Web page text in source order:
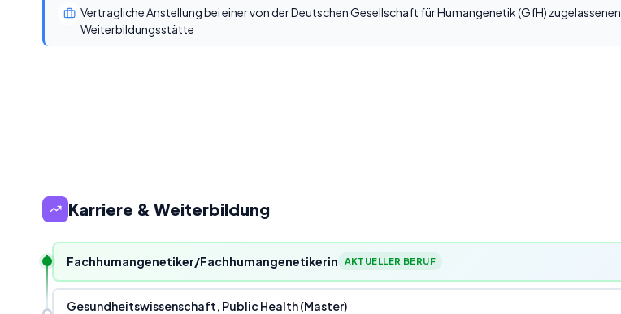
Vertragliche Anstellung bei einer von der Deutschen Gesellschaft für Humangenetik (GfH) zugelassenen
Weiterbildungsstätte
Karriere & Weiterbildung
Fachhumangenetiker/Fachhumangenetikerin AKTUELLER BERUF
Gesundheitswissenschaft, Public Health (Master)